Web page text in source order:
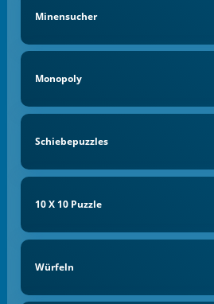
Minensucher
Monopoly
Schiebepuzzles
10 X 10 Puzzle
Würfeln